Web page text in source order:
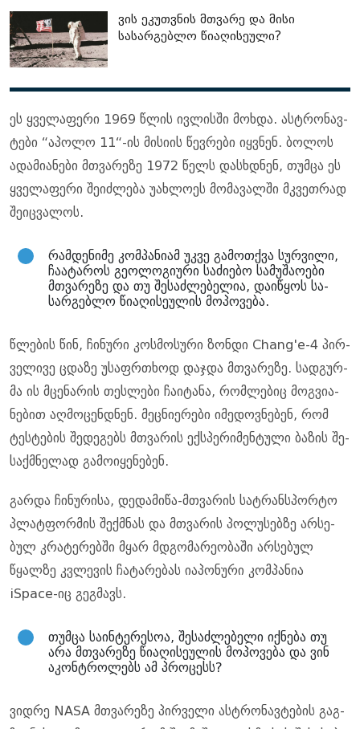
ვის ეკუთვნის მთვარე და მისი
სასარგებლო წიაღისეული?
ეს ყვე­ლა­ფე­რი 1969 წლის ივ­ლის­ში მოხ­და. ას­ტრო­ნავ­
ტე­ბი “აპო­ლო 11“-ის მი­სი­ის წევ­რე­ბი იყ­ვნენ. ბო­ლოს
ადა­მი­ა­ნე­ბი მთვა­რე­ზე 1972 წელს დას­ხდნენ, თუმ­ცა ეს
ყვე­ლა­ფე­რი შე­იძ­ლე­ბა უახ­ლო­ეს მო­მა­ვალ­ში მკვეთ­რად
შე­იც­ვა­ლოს.
რამ­დე­ნი­მე კომ­პა­ნი­ამ უკვე გა­მოთ­ქვა სურ­ვი­ლი,
ჩა­ა­ტა­როს გე­ო­ლო­გი­უ­რი სა­ძი­ე­ბო სა­მუ­შა­ო­ე­ბი
მთვა­რე­ზე და თუ შე­საძ­ლე­ბე­ლია, და­ი­წყოს სა­
სარ­გებ­ლო წი­ა­ღი­სე­უ­ლის მო­პო­ვე­ბა.
წლე­ბის წინ, ჩი­ნუ­რი კოს­მო­სუ­რი ზონ­დი Chang'e-4 პირ­
ვე­ლი­ვე ცდა­ზე უსაფრ­თხოდ დაჯ­და მთვა­რე­ზე. სად­გურ­
მა ის მცე­ნა­რის თეს­ლე­ბი ჩა­ი­ტა­ნა, რომ­ლე­ბიც მოგ­ვი­ა­
ნე­ბით აღ­მო­ცენ­დნენ. მეც­ნი­ე­რე­ბი იმე­დოვ­ნე­ბენ, რომ
ტეს­ტე­ბის შე­დე­გებს მთვა­რის ექ­სპე­რი­მენ­ტუ­ლი ბა­ზის შე­
საქ­მნე­ლად გა­მო­ი­ყე­ნე­ბენ.
გარ­და ჩი­ნუ­რი­სა, დე­და­მი­წა-მთვა­რის სატ­რან­სპორ­ტო
პლატ­ფორ­მის შექ­მნას და მთვა­რის პო­ლუ­სებ­ზე არ­სე­
ბულ კრა­ტე­რებ­ში მყარ მდგო­მა­რე­ო­ბა­ში არ­სე­ბულ
წყალ­ზე კვლე­ვის ჩა­ტა­რე­ბას ია­პო­ნუ­რი კომ­პა­ნია
iSpace-იც გეგ­მავს.
თუმ­ცა სა­ინ­ტე­რე­სოა, შე­საძ­ლე­ბე­ლი იქ­ნე­ბა თუ
არა მთვა­რე­ზე წი­ა­ღი­სე­უ­ლის მო­პო­ვე­ბა და ვინ
აკონ­ტრო­ლებს ამ პრო­ცესს?
ვიდ­რე NASA მთვა­რე­ზე პირ­ვე­ლი ას­ტრო­ნავ­ტე­ბის გაგ­